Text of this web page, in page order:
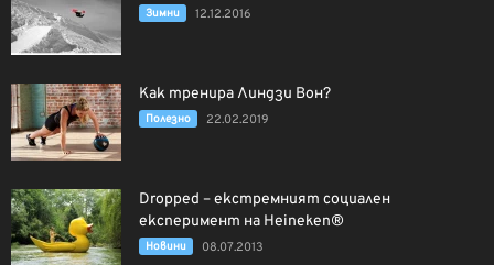
Зимни 12.12.2016
Как тренира Линдзи Вон?
Полезно 22.02.2019
Dropped – екстремният социален
експеримент на Heineken®
Новини 08.07.2013